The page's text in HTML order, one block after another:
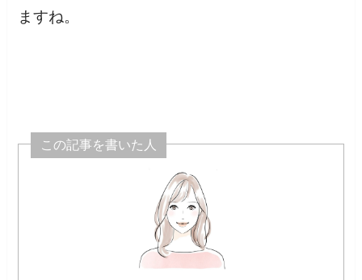
ますね。
この記事を書いた人